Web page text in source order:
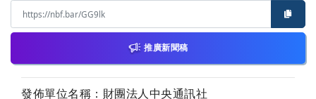
推廣新聞稿
發佈單位名稱：財團法人中央通訊社